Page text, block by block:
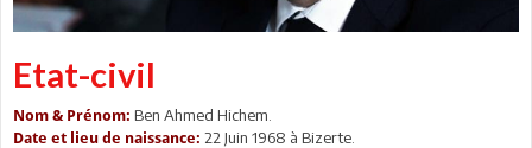
Etat-civil
Nom & Prénom: Ben Ahmed Hichem.
Date et lieu de naissance: 22 Juin 1968 à Bizerte.